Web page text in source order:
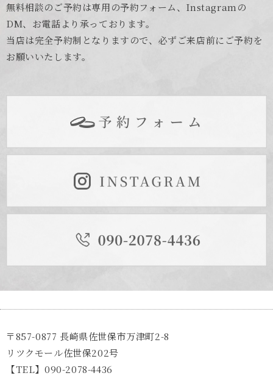
無料相談のご予約は専用の予約フォーム、Instagramの
DM、お電話より承っております。
当店は完全予約制となりますので、必ずご来店前にご予約を
お願いいたします。
〒857-0877 長崎県佐世保市万津町2-8
リツクモール佐世保202号
【TEL】090-2078-4436